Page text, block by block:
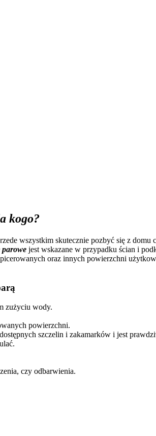
kogo?
wszystkim skutecznie pozbyć się z
parowe jest wskazane w przypadku ścian i
oraz innych powierzchni
zużyciu wody.
powierzchni.
szczelin i zakamarków i jest
czy odbarwienia.